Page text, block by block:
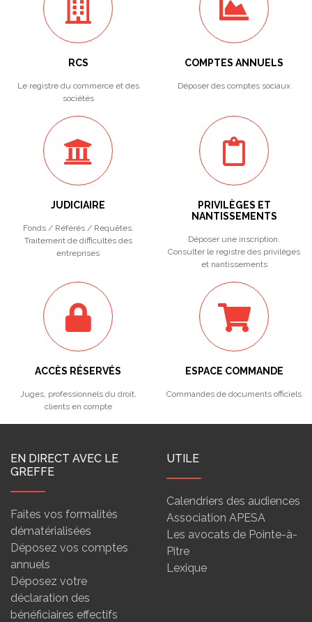
RCS
Le registre du commerce et des
sociétés
COMPTES ANNUELS
Déposer des comptes sociaux
JUDICIAIRE
Fonds / Référés / Requêtes.
Traitement de difficultés des
entreprises
PRIVILÈGES ET
NANTISSEMENTS
Déposer une inscription.
Consulter le registre des privilèges
et nantissements
ACCÈS RÉSERVÉS
Juges, professionnels du droit,
clients en compte
ESPACE COMMANDE
Commandes de documents officiels
EN DIRECT AVEC LE
GREFFE
Faites vos formalités
dématérialisées
Déposez vos comptes
annuels
Déposez votre
déclaration des
bénéficiaires effectifs
UTILE
Calendriers des audiences
Association APESA
Les avocats de Pointe-à-
Pitre
Lexique